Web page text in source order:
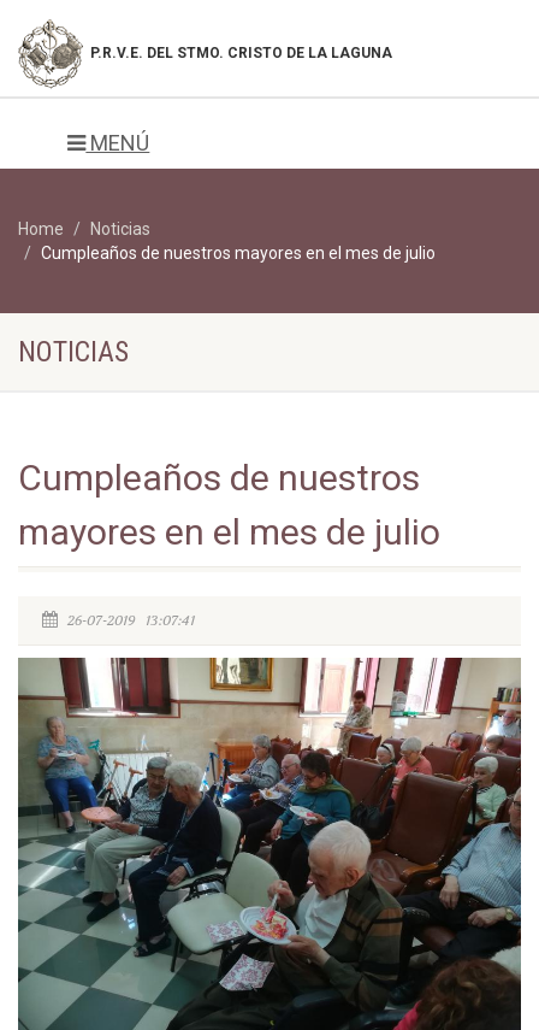
P.R.V.E. DEL STMO. CRISTO DE LA LAGUNA
MENÚ
Home
Noticias
Cumpleaños de nuestros mayores en el mes de julio
NOTICIAS
Cumpleaños de nuestros
mayores en el mes de julio
26-07-2019 13:07:41